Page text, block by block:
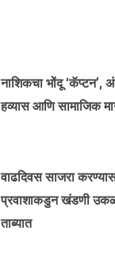
नाशिकचा भोंदू ‘कॅप्टन’,
हव्यास आणि सामाजिक
वाढदिवस साजरा
प्रवाशाकडुन खंडणी
ताब्यात